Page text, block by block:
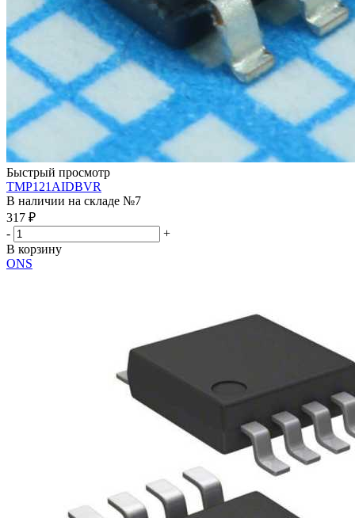
Быстрый просмотр
TMP121AIDBVR
В наличии на складе №7
317 ₽
-
+
В корзину
ONS